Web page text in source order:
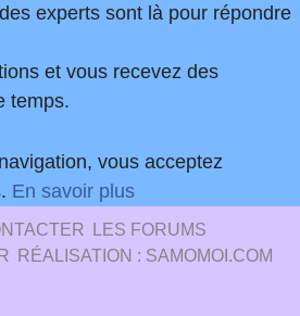
experts sont là pour répondre
et vous recevez des
temps.
vous acceptez
En savoir plus
LES FORUMS
RÉALISATION : SAMOMOI.COM